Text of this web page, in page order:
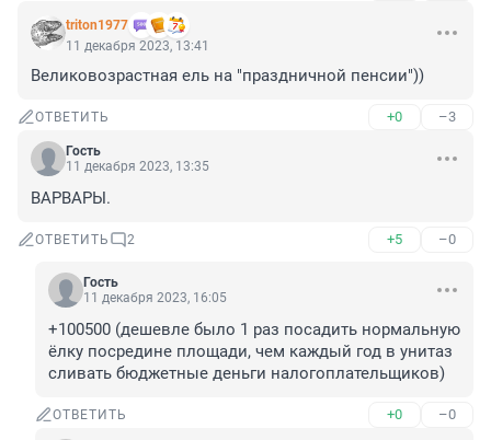
triton1977
11 декабря 2023, 13:41
Великовозрастная ель на "праздничной пенсии"))
ОТВЕТИТЬ +0 –3
Гость
11 декабря 2023, 13:35
ВАРВАРЫ.
ОТВЕТИТЬ 2 +5 –0
Гость
11 декабря 2023, 16:05
+100500 (дешевле было 1 раз посадить нормальную
ёлку посредине площади, чем каждый год в унитаз
сливать бюджетные деньги налогоплательщиков)
ОТВЕТИТЬ +0 –0